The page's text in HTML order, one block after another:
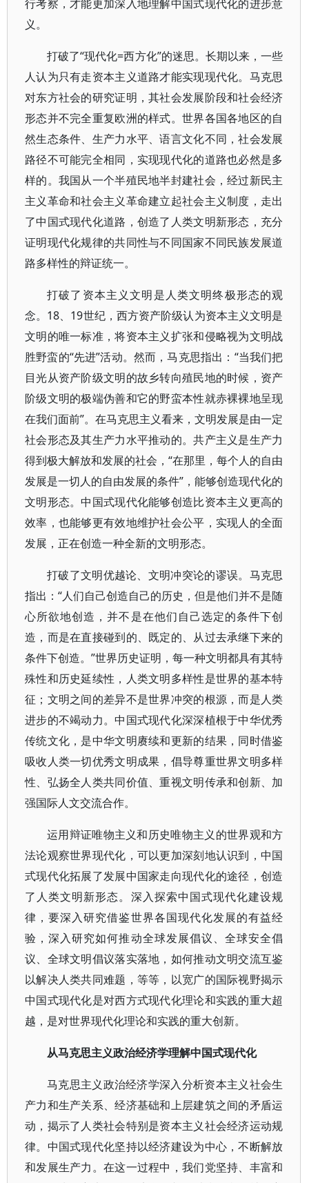
行考察，才能更加深入地理解中国式现代化的进步意
义。
打破了“现代化=西方化”的迷思。长期以来，一些
人认为只有走资本主义道路才能实现现代化。马克思
对东方社会的研究证明，其社会发展阶段和社会经济
形态并不完全重复欧洲的样式。世界各国各地区的自
然生态条件、生产力水平、语言文化不同，社会发展
路径不可能完全相同，实现现代化的道路也必然是多
样的。我国从一个半殖民地半封建社会，经过新民主
主义革命和社会主义革命建立起社会主义制度，走出
了中国式现代化道路，创造了人类文明新形态，充分
证明现代化规律的共同性与不同国家不同民族发展道
路多样性的辩证统一。
打破了资本主义文明是人类文明终极形态的观
念。18、19世纪，西方资产阶级认为资本主义文明是
文明的唯一标准，将资本主义扩张和侵略视为文明战
胜野蛮的“先进”活动。然而，马克思指出：“当我们把
目光从资产阶级文明的故乡转向殖民地的时候，资产
阶级文明的极端伪善和它的野蛮本性就赤裸裸地呈现
在我们面前”。在马克思主义看来，文明发展是由一定
社会形态及其生产力水平推动的。共产主义是生产力
得到极大解放和发展的社会，“在那里，每个人的自由
发展是一切人的自由发展的条件”，能够创造现代化的
文明形态。中国式现代化能够创造比资本主义更高的
效率，也能够更有效地维护社会公平，实现人的全面
发展，正在创造一种全新的文明形态。
打破了文明优越论、文明冲突论的谬误。马克思
指出：“人们自己创造自己的历史，但是他们并不是随
心所欲地创造，并不是在他们自己选定的条件下创
造，而是在直接碰到的、既定的、从过去承继下来的
条件下创造。”世界历史证明，每一种文明都具有其特
殊性和历史延续性，人类文明多样性是世界的基本特
征；文明之间的差异不是世界冲突的根源，而是人类
进步的不竭动力。中国式现代化深深植根于中华优秀
传统文化，是中华文明赓续和更新的结果，同时借鉴
吸收人类一切优秀文明成果，倡导尊重世界文明多样
性、弘扬全人类共同价值、重视文明传承和创新、加
强国际人文交流合作。
运用辩证唯物主义和历史唯物主义的世界观和方
法论观察世界现代化，可以更加深刻地认识到，中国
式现代化拓展了发展中国家走向现代化的途径，创造
了人类文明新形态。深入探索中国式现代化建设规
律，要深入研究借鉴世界各国现代化发展的有益经
验，深入研究如何推动全球发展倡议、全球安全倡
议、全球文明倡议落实落地，如何推动文明交流互鉴
以解决人类共同难题，等等，以宽广的国际视野揭示
中国式现代化是对西方式现代化理论和实践的重大超
越，是对世界现代化理论和实践的重大创新。
从马克思主义政治经济学理解中国式现代化
马克思主义政治经济学深入分析资本主义社会生
产力和生产关系、经济基础和上层建筑之间的矛盾运
动，揭示了人类社会特别是资本主义社会经济运动规
律。中国式现代化坚持以经济建设为中心，不断解放
和发展生产力。在这一过程中，我们党坚持、丰富和